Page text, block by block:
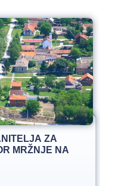
ZA
MRŽNJE NA